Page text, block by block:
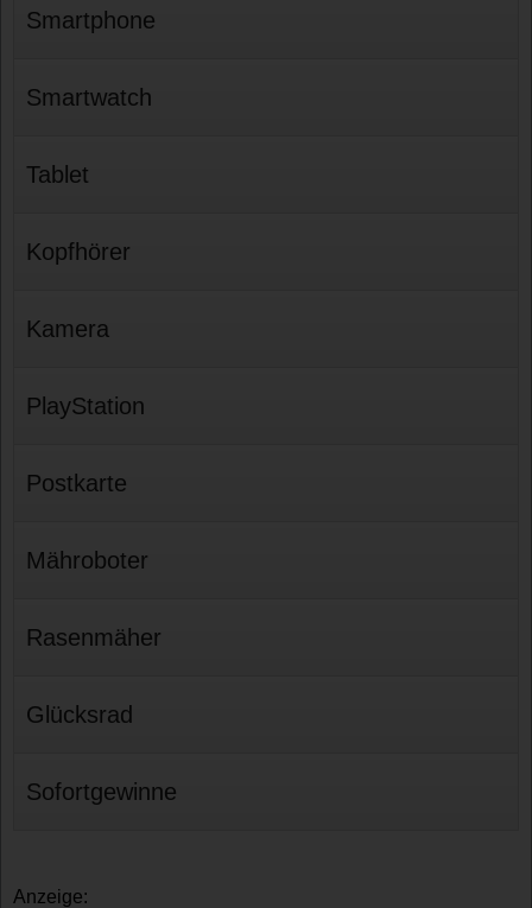
Smartphone
Smartwatch
Tablet
Kopfhörer
Kamera
PlayStation
Postkarte
Mähroboter
Rasenmäher
Glücksrad
Sofortgewinne
Anzeige: